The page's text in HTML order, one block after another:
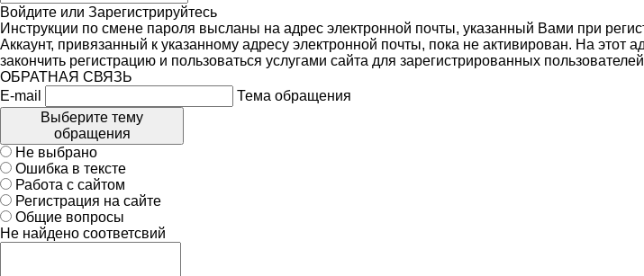
Войдите или Зарегистрируйтесь
Инструкции по смене пароля высланы на адрес электронной почты, указанный Вами при
Аккаунт, привязанный к указанному адресу электронной почты, пока не активирован. На
закончить регистрацию и пользоваться услугами сайта для зарегистрированных пользователей
ОБРАТНАЯ СВЯЗЬ
E-mail
Тема обращения
Выберите тему
обращения
Не выбрано
Ошибка в тексте
Работа с сайтом
Регистрация на сайте
Общие вопросы
Не найдено соответсвий